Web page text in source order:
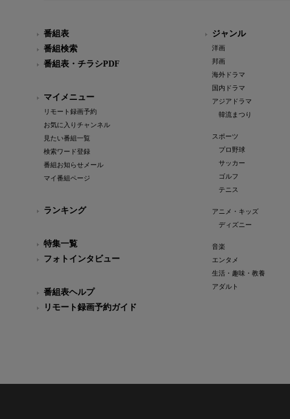
番組表
番組検索
番組表・チラシPDF
マイメニュー
リモート録画予約
お気に入りチャンネル
見たい番組一覧
検索ワード登録
番組お知らせメール
マイ番組ページ
ランキング
特集一覧
フォトインタビュー
番組表ヘルプ
リモート録画予約ガイド
ジャンル
洋画
邦画
海外ドラマ
国内ドラマ
アジアドラマ
韓流まつり
スポーツ
プロ野球
サッカー
ゴルフ
テニス
アニメ・キッズ
ディズニー
音楽
エンタメ
生活・趣味・教養
アダルト